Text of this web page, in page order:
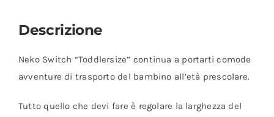
Descrizione
Neko Switch “Toddlersize” continua a portarti comode
avventure di trasporto del bambino all’età prescolare.
Tutto quello che devi fare è regolare la larghezza del